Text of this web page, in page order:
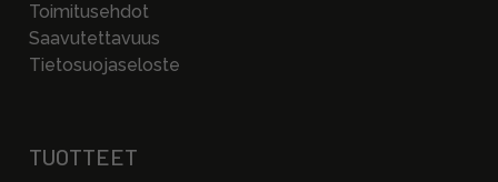
Toimitusehdot
Saavutettavuus
Tietosuojaseloste
TUOTTEET